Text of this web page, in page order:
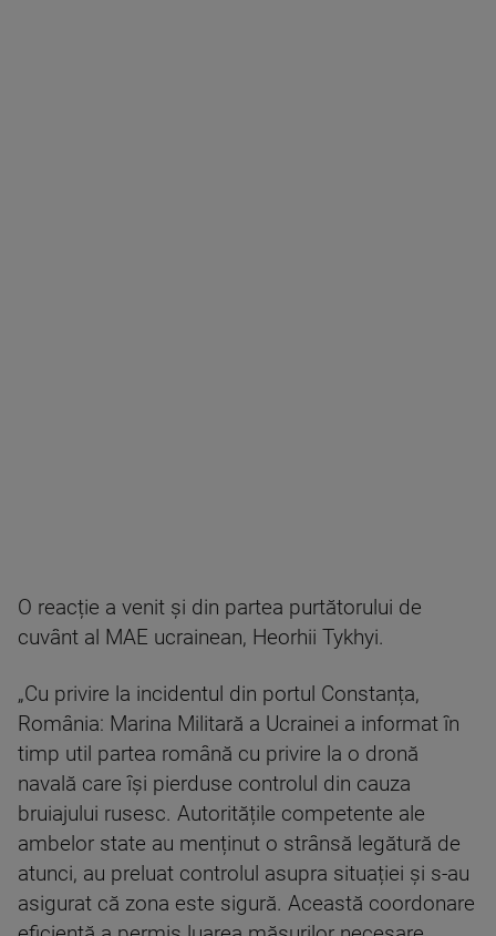
O reacție a venit și din partea purtătorului de
cuvânt al MAE ucrainean, Heorhii Tykhyi.
„Cu privire la incidentul din portul Constanța,
România: Marina Militară a Ucrainei a informat în
timp util partea română cu privire la o dronă
navală care își pierduse controlul din cauza
bruiajului rusesc. Autoritățile competente ale
ambelor state au menținut o strânsă legătură de
atunci, au preluat controlul asupra situației și s-au
asigurat că zona este sigură. Această coordonare